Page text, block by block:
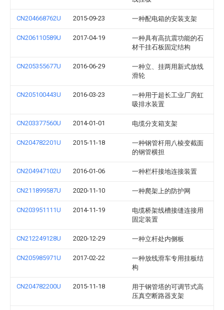
CN204668762U 2015-09-23 一种配电箱的安装支架
CN206110589U 2017-04-19
一种具有高抗震功能的石
材干挂石板固定结构
CN205355677U 2016-06-29
一种立、挂两用新式放线
滑轮
CN205100443U 2016-03-23
一种用于超长工业厂房虹
吸排水装置
CN203377560U 2014-01-01 电缆分支箱支架
CN204782201U 2015-11-18
一种钢管杆用八棱变截面
的钢管横担
CN204947102U 2016-01-06 一种栏杆接地连接装置
CN211899587U 2020-11-10 一种爬架上的防护网
CN203951111U 2014-11-19
电缆桥架线槽接缝连接用
固定装置
CN212249128U 2020-12-29 一种立杆处内侧板
CN205985971U 2017-02-22
一种放线滑车专用挂板结
构
CN204782200U 2015-11-18
用于钢管塔的可调节式高
压真空断路器支架